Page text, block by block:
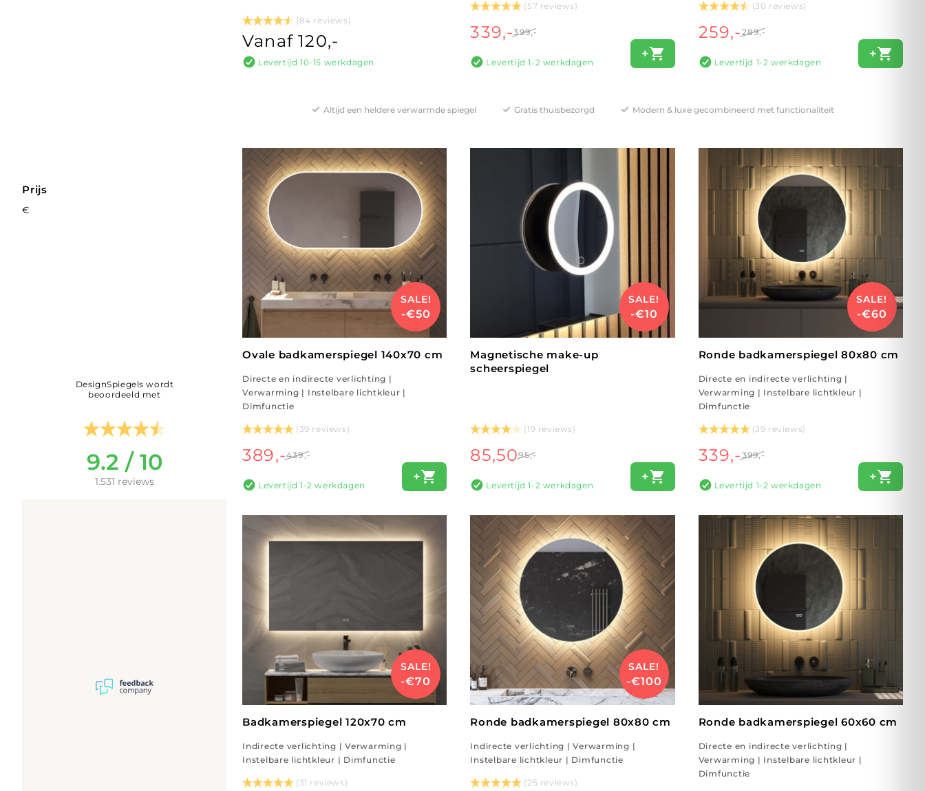
Prijs
DesignSpiegels wordt
beoordeeld met
9.2 / 10
1.531 reviews
(84 reviews)
Vanaf 120,-
Levertijd 10-15 werkdagen
(57 reviews)
339,-399,-
Levertijd 1-2 werkdagen
+
(30 reviews)
259,-289,-
Levertijd 1-2 werkdagen
+
Altijd een heldere verwarmde spiegel Gratis thuisbezorgd Modern & luxe gecombineerd met functionaliteit
SALE!
-€50
Ovale badkamerspiegel 140x70 cm
Directe en indirecte verlichting |
Verwarming | Instelbare lichtkleur |
Dimfunctie
(39 reviews)
389,-439,-
Levertijd 1-2 werkdagen
+
SALE!
-€10
Magnetische make-up
scheerspiegel
(19 reviews)
85,5095,-
Levertijd 1-2 werkdagen
+
SALE!
-€60
Ronde badkamerspiegel 80x80 cm
Directe en indirecte verlichting |
Verwarming | Instelbare lichtkleur |
Dimfunctie
(39 reviews)
339,-399,-
Levertijd 1-2 werkdagen
+
SALE!
-€70
Badkamerspiegel 120x70 cm
Indirecte verlichting | Verwarming |
Instelbare lichtkleur | Dimfunctie
(31 reviews)
SALE!
-€100
Ronde badkamerspiegel 80x80 cm
Indirecte verlichting | Verwarming |
Instelbare lichtkleur | Dimfunctie
(25 reviews)
Ronde badkamerspiegel 60x60 cm
Directe en indirecte verlichting |
Verwarming | Instelbare lichtkleur |
Dimfunctie